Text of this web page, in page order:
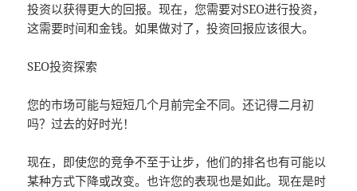
投资以获得更大的回报。现在，您需要对SEO进行投资，
这需要时间和金钱。如果做对了，投资回报应该很大。
SEO投资探索
您的市场可能与短短几个月前完全不同。还记得二月初
吗？过去的好时光！
现在，即使您的竞争不至于让步，他们的排名也有可能以
某种方式下降或改变。也许您的表现也是如此。现在是时